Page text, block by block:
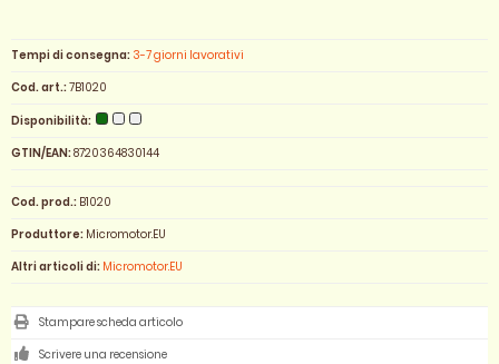
Tempi di consegna: 3-7 giorni lavorativi
Cod. art.:7B1020
Disponibilità:
GTIN/EAN:8720364830144
Cod. prod.: B1020
Produttore: Micromotor.EU
Altri articoli di: Micromotor.EU
Stampare scheda articolo
Scrivere una recensione